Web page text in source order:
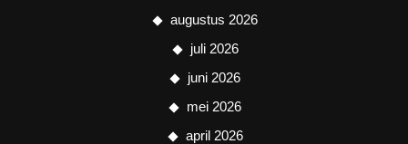
augustus 2026
juli 2026
juni 2026
mei 2026
april 2026